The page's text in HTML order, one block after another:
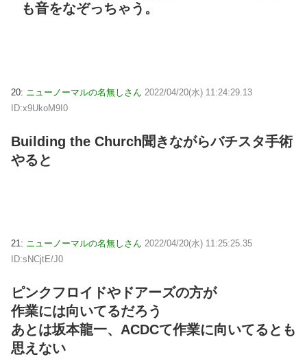
も音をなぞっちゃう。
20: ニューノーマルの名無しさん 2022/04/20(水) 11:24:29.13
ID:x9UkoM9I0
Building the Church聞きながらバチスタ手術
やると
21: ニューノーマルの名無しさん 2022/04/20(水) 11:25:25.35
ID:sNCjtE/J0
ピンクフロイドやドアーズの方が
作業には向いてるだろう
あとは坂本龍一、ACDCて作業に向いてるとも
思えない